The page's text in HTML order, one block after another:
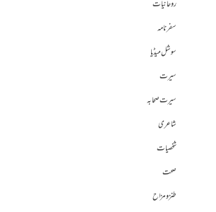
روحانیات
سفرنامہ
سوشل میڈیا
سیرت
سیرت صحابہ
شاعری
شخصیات
صحت
طنز و مزاح